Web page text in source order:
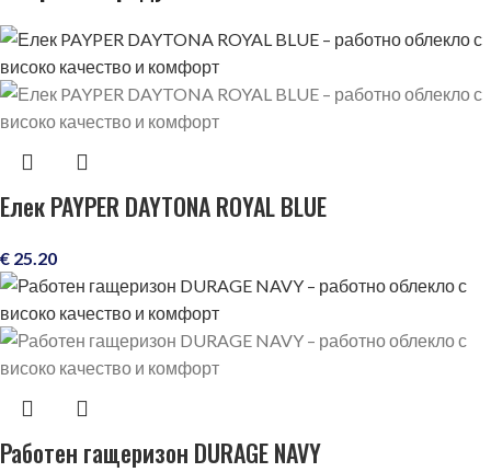
Елек PAYPER DAYTONA ROYAL BLUE
€ 25.20
Работен гащеризон DURAGE NAVY